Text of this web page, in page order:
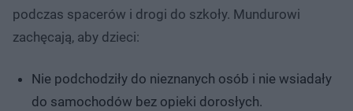
podczas spacerów i drogi do szkoły. Mundurowi
zachęcają, aby dzieci:
Nie podchodziły do nieznanych osób i nie wsiadały
do samochodów bez opieki dorosłych.